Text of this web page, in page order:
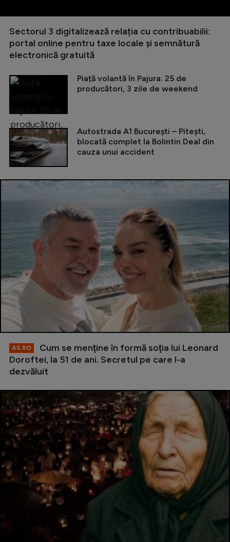
Sectorul 3 digitalizează relația cu contribuabilii:
portal online pentru taxe locale și semnătură
electronică gratuită
Piață volantă în Pajura: 25 de
producători, 3 zile de weekend
Autostrada A1 București – Pitești,
blocată complet la Bolintin Deal din
cauza unui accident
AS.RO
Cum se menţine în formă soţia lui Leonard
Doroftei, la 51 de ani. Secretul pe care l-a
dezvăluit